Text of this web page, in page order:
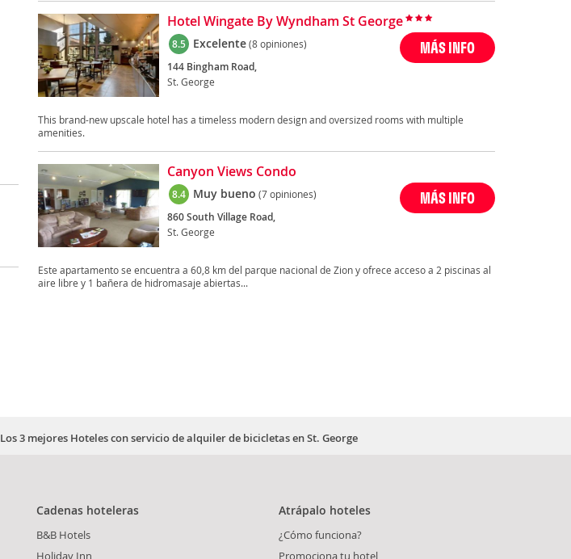
Hotel Wingate By Wyndham St George
8.5 Excelente(8 opiniones)
144 Bingham Road,
St. George
MÁS INFO
This brand-new upscale hotel has a timeless modern design and oversized rooms with multiple
amenities.
Canyon Views Condo
8.4 Muy bueno (7 opiniones)
860 South Village Road,
St. George
MÁS INFO
Este apartamento se encuentra a 60,8 km del parque nacional de Zion y ofrece acceso a 2 piscinas al
aire libre y 1 bañera de hidromasaje abiertas...
Los 3 mejores Hoteles con servicio de alquiler de bicicletas en St. George
Cadenas hoteleras
B&B Hotels
Holiday Inn
Atrápalo hoteles
¿Cómo funciona?
Promociona tu hotel